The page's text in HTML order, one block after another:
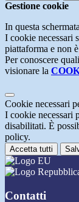
Gestione cookie
In questa
I cookie necessari
piattaforma e non
Per conoscere
visionare la
Cookie necessari
I cookie necessari
disabilitati. È
policy.
Accetta tutti
Contatti